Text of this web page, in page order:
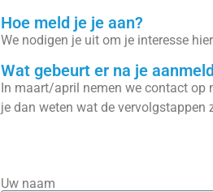
Hoe meld je je aan?
We nodigen je uit om je interesse
Wat gebeurt er na je
In maart/april nemen we contact op
je dan weten wat de vervolgstappen
Uw naam